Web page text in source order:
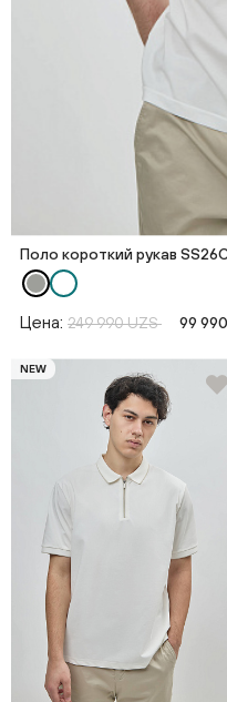
Поло короткий рукав
Цена: 249 990 UZS 99
NEW